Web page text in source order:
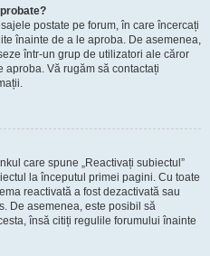
postate pe forum, în care încercați
înainte de a le aproba. De asemenea,
într-un grup de utilizatori ale căror
Vă rugăm să contactați
care spune „Reactivați subiectul”
la începutul primei pagini. Cu toate
reactivată a fost dezactivată sau
De asemenea, este posibil să
însă citiți regulile forumului înainte